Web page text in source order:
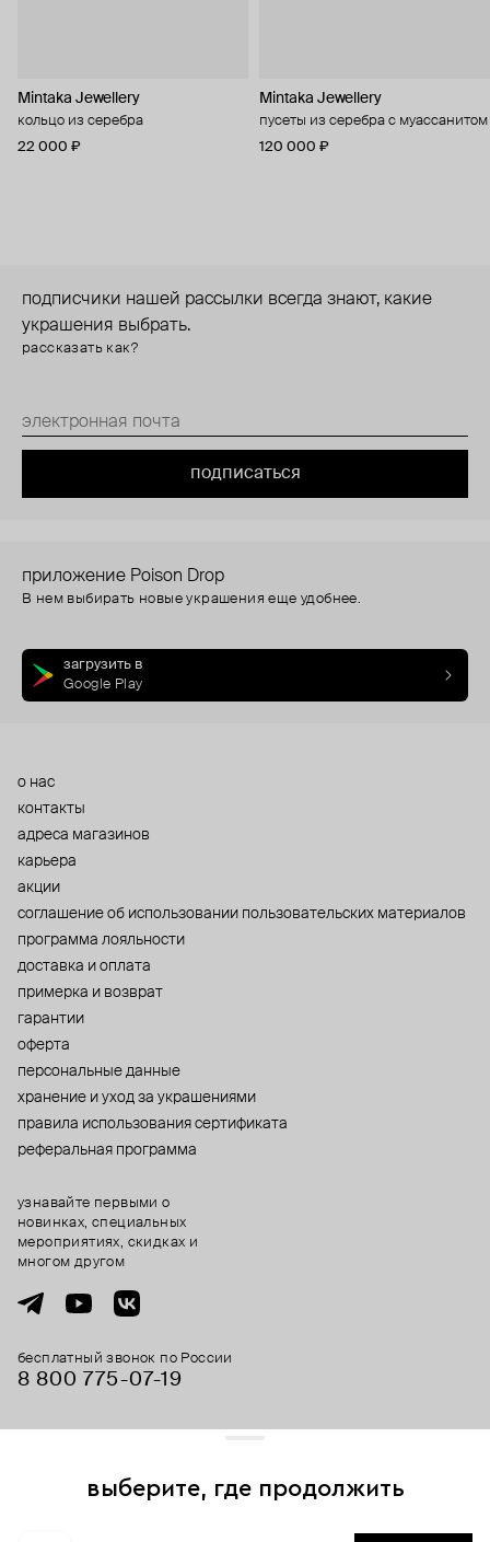
Mintaka Jewellery
кольцо из серебра
22 000 ₽
Mintaka Jewellery
пусеты из серебра с муассанитом
120 000 ₽
подписчики нашей рассылки всегда знают, какие
украшения выбрать.
рассказать как?
подписаться
приложение Poison Drop
В нем выбирать новые украшения еще удобнее.
загрузить в
Google Play
о нас
контакты
адреса магазинов
карьера
акции
cоглашение об использовании пользовательских материалов
программа лояльности
доставка и оплата
примерка и возврат
гарантии
оферта
персональные данные
хранение и уход за украшениями
правила использования сертификата
реферальная программа
бесплатный звонок по России
8 800 775⁠-07⁠-19
узнавайте первыми о
новинках, специальных
мероприятиях, скидках и
многом другом
выберите, где продолжить